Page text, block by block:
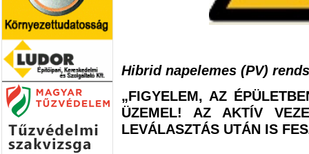
Hibrid napelemes (PV)
„FIGYELEM, AZ
ÜZEMEL! AZ AKTÍV
LEVÁLASZTÁS UTÁN IS